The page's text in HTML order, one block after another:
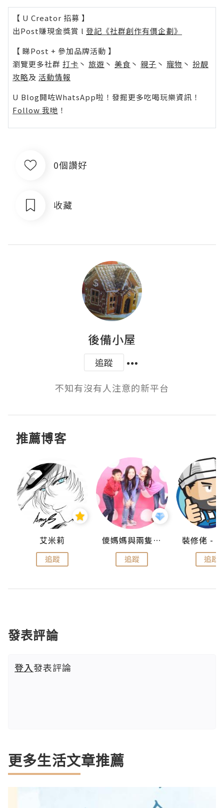
【 U Creator 招募 】
出Post賺現金獎賞 l 登記《社群創作有價企劃》
【 睇Post + 參加品牌活動 】
瀏覽更多社群 打卡 丶 旅遊 丶 美食 丶 親子 丶 寵物 丶 扮靚
攻略及 活動情報
U Blog開咗WhatsApp啦！發掘更多吃喝玩樂資訊！
Follow 我哋 ！
0個讚好
收藏
後備小屋
追蹤
不知有沒有人注意的新平台
推薦博客
艾米莉
追蹤
儍媽媽與兩隻小魔怪之家
追蹤 追蹤
發表評論
登入發表評論
更多生活文章推薦